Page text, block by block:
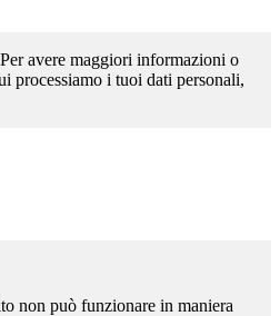
avere maggiori informazioni o
processiamo i tuoi dati personali,
non può funzionare in maniera